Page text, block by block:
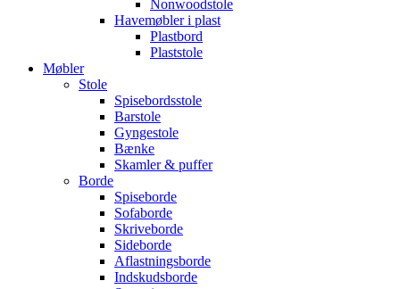
Nonwoodstole
Havemøbler i plast
Plastbord
Plaststole
Møbler
Stole
Spisebordsstole
Barstole
Gyngestole
Bænke
Skamler & puffer
Borde
Spiseborde
Sofaborde
Skriveborde
Sideborde
Aflastningsborde
Indskudsborde